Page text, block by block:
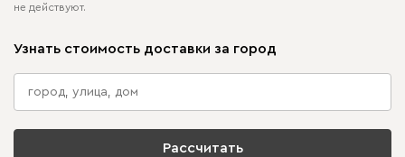
не действуют.
Узнать стоимость доставки за город
Рассчитать